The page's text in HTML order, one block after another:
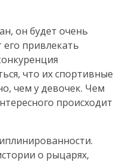
он будет очень
привлекать
что их спортивные
чем у девочек. Чем
происходит
о рыцарях,